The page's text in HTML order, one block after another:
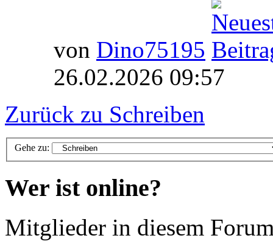
von Dino75195
26.02.2026 09:57
Zurück zu Schreiben
Gehe zu:
Wer ist online?
Mitglieder in diesem